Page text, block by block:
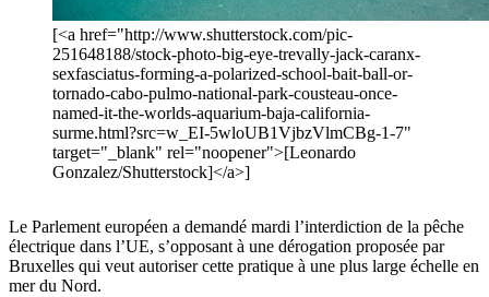
[<a href="http://www.shutterstock.com/pic-
251648188/stock-photo-big-eye-trevally-jack-caranx-
sexfasciatus-forming-a-polarized-school-bait-ball-or-
tornado-cabo-pulmo-national-park-cousteau-once-
named-it-the-worlds-aquarium-baja-california-
surme.html?src=w_EI-5wloUB1VjbzVlmCBg-1-7"
target="_blank" rel="noopener">[Leonardo
Gonzalez/Shutterstock]</a>]
Le Parlement européen a demandé mardi l’interdiction de la pêche
électrique dans l’UE, s’opposant à une dérogation proposée par
Bruxelles qui veut autoriser cette pratique à une plus large échelle en
mer du Nord.